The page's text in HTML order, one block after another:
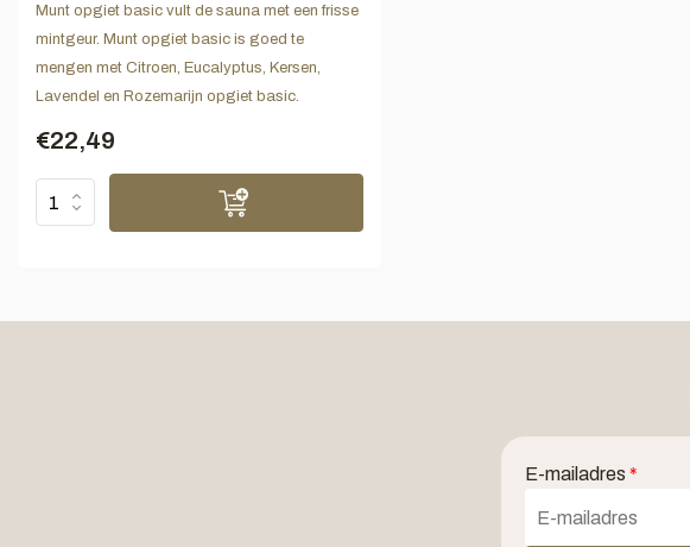
Munt opgiet basic vult de sauna met een frisse
mintgeur. Munt opgiet basic is goed te
mengen met Citroen, Eucalyptus, Kersen,
Lavendel en Rozemarijn opgiet basic.
€22,49
E-mailadres *